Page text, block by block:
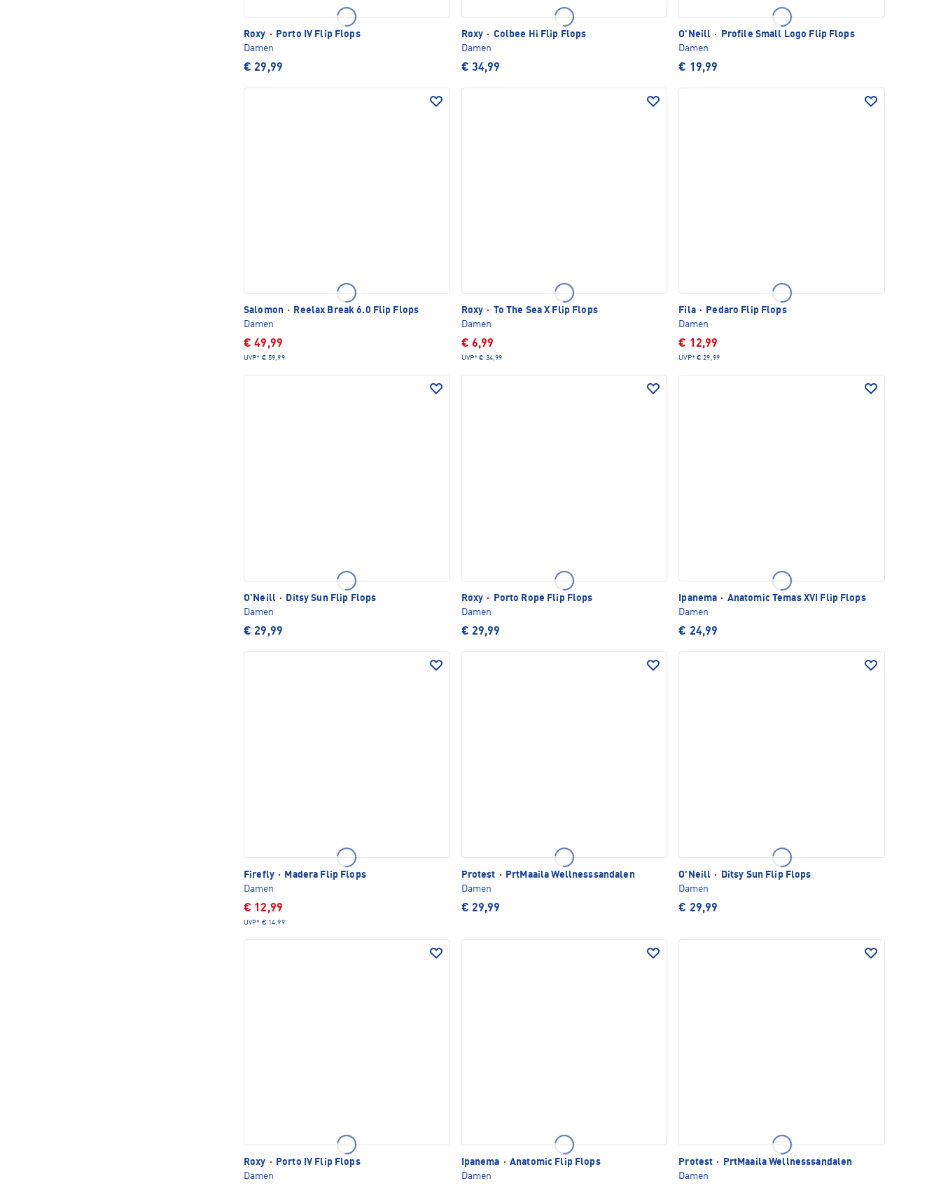
Roxy ·
Porto IV Flip Flops
Damen
€ 29,99
Roxy · Colbee Hi Flip Flops
Damen
€ 34,99
O'Neill ·
Profile Small Logo Flip Flops
Damen
€ 19,99
Salomon ·
Reelax Break 6.0 Flip Flops
Damen
€ 49,99
UVP* € 59,99
Roxy · To The Sea X Flip Flops
Damen
€ 6,99
UVP* € 34,99
Fila ·
Pedaro Flip Flops
Damen
€ 12,99
UVP* € 29,99
O'Neill ·
Ditsy Sun Flip Flops
Damen
€ 29,99
Roxy ·
Porto Rope Flip Flops
Damen
€ 29,99
Ipanema · Anatomic Temas XVI Flip Flops
Damen
€ 24,99
Firefly ·
Madera Flip Flops
Damen
€ 12,99
UVP* € 14,99
Protest ·
PrtMaaila Wellnesssandalen
Damen
€ 29,99
O'Neill ·
Ditsy Sun Flip Flops
Damen
€ 29,99
Roxy ·
Porto IV Flip Flops
Damen
Ipanema · Anatomic Flip Flops
Damen
Protest ·
PrtMaaila Wellnesssandalen
Damen